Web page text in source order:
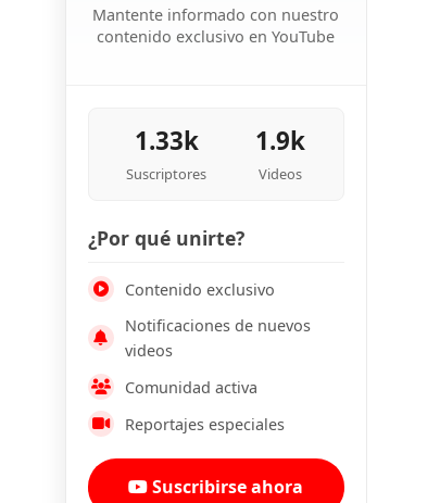
Mantente informado con nuestro
contenido exclusivo en YouTube
1.33k
Suscriptores
1.9k
Videos
¿Por qué unirte?
Contenido exclusivo
Notificaciones de nuevos
videos
Comunidad activa
Reportajes especiales
Suscribirse ahora